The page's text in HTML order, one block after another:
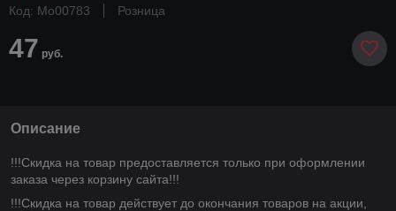
Код: Mo00783
Розница
47 руб.
Описание
!!!Скидка на товар предоставляется только при оформлении
заказа через корзину сайта!!!
!!!Скидка на товар действует до окончания товаров на акции,